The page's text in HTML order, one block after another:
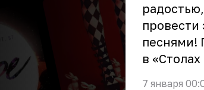
песнями!
в
7 января